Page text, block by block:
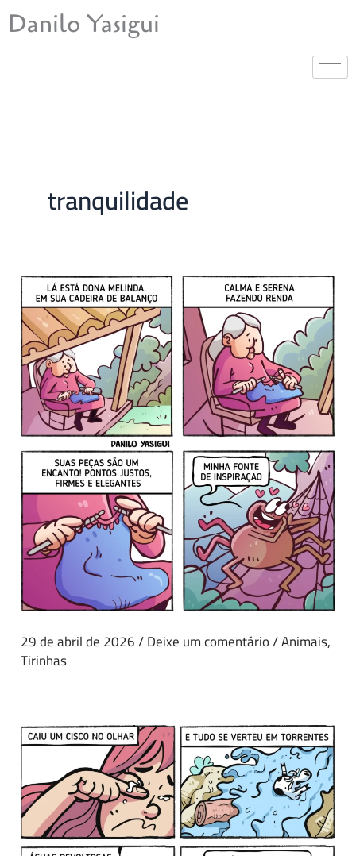
para
Danilo Yasigui
tranquilidade
29 de abril de 2026/Deixe um comentário/Animais,
Tirinhas